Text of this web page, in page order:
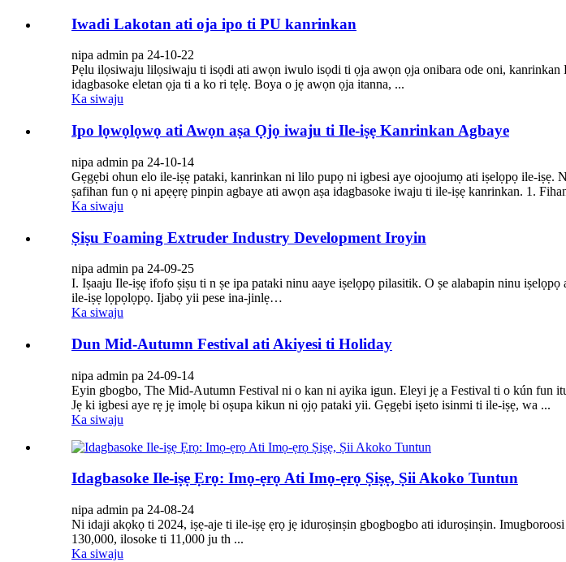
Iwadi Lakotan ati oja ipo ti PU kanrinkan
nipa admin pa 24-10-22
Pẹlu ilọsiwaju lilọsiwaju ti isọdi ati awọn iwulo isọdi ti ọja awọn ọja onibara ode oni,
idagbasoke eletan ọja ti a ko ri tẹlẹ. Boya o jẹ awọn ọja itanna, ...
Ka siwaju
Ipo lọwọlọwọ ati Awọn aṣa Ọjọ iwaju ti Ile-iṣẹ Kanrinkan Agbaye
nipa admin pa 24-10-14
Gẹgẹbi ohun elo ile-iṣẹ pataki, kanrinkan ni lilo pupọ ni igbesi aye ojoojumọ ati iṣelọpọ ile-
ṣafihan fun ọ ni apẹẹrẹ pinpin agbaye ati awọn aṣa idagbasoke iwaju ti ile-iṣẹ kanrinkan. 1.
Ka siwaju
Ṣiṣu Foaming Extruder Industry Development Iroyin
nipa admin pa 24-09-25
I. Iṣaaju Ile-iṣẹ ifofo ṣiṣu ti n ṣe ipa pataki ninu aaye iṣelọpọ pilasitik. O ṣe alabapin ninu
ile-iṣẹ lọpọlọpọ. Ijabọ yii pese ina-jinlẹ…
Ka siwaju
Dun Mid-Autumn Festival ati Akiyesi ti Holiday
nipa admin pa 24-09-14
Eyin gbogbo, The Mid-Autumn Festival ni o kan ni ayika igun. Eleyi jẹ a Festival ti o kún
Jẹ ki igbesi aye rẹ jẹ imọlẹ bi oṣupa kikun ni ọjọ pataki yii. Gẹgẹbi iṣeto isinmi ti ile-iṣẹ, wa ...
Ka siwaju
Idagbasoke Ile-iṣẹ Ẹrọ: Imọ-ẹrọ Ati Imọ-ẹrọ Ṣiṣẹ, Ṣii Akoko Tuntun
nipa admin pa 24-08-24
Ni idaji akọkọ ti 2024, iṣẹ-aje ti ile-iṣẹ ẹrọ jẹ iduroṣinṣin gbogbogbo ati iduroṣinṣin.
130,000, ilosoke ti 11,000 ju th ...
Ka siwaju